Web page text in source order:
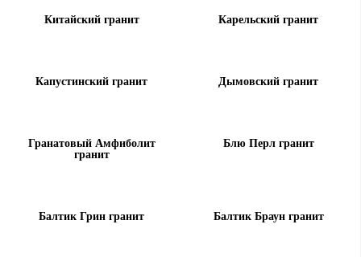
Китайский гранит Карельский гранит
Капустинский гранит Дымовский гранит
Гранатовый Амфиболит
гранит
Блю Перл гранит
Балтик Грин гранит Балтик Браун гранит